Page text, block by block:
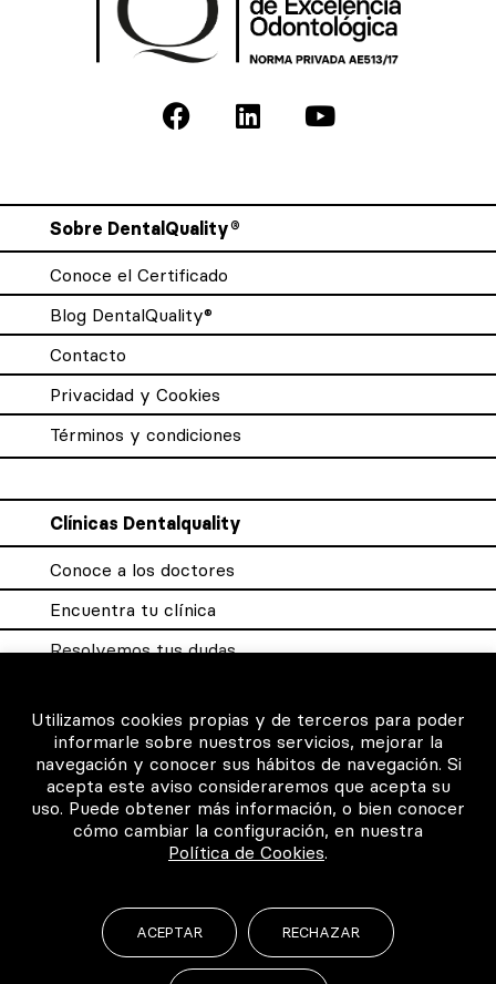
Sobre DentalQuality®
Conoce el Certificado
Blog DentalQuality®
Contacto
Privacidad y Cookies
Términos y condiciones
Clínicas Dentalquality
Conoce a los doctores
Encuentra tu clínica
Resolvemos tus dudas
Para los profesionales
Consigue tu certificado
Intranet clínicas certificadas
Música para los pacientes
Utilizamos cookies propias y de terceros para poder
informarle sobre nuestros servicios, mejorar la
navegación y conocer sus hábitos de navegación. Si
acepta este aviso consideraremos que acepta su
uso. Puede obtener más información, o bien conocer
cómo cambiar la configuración, en nuestra
Política de Cookies.
ACEPTAR RECHAZAR